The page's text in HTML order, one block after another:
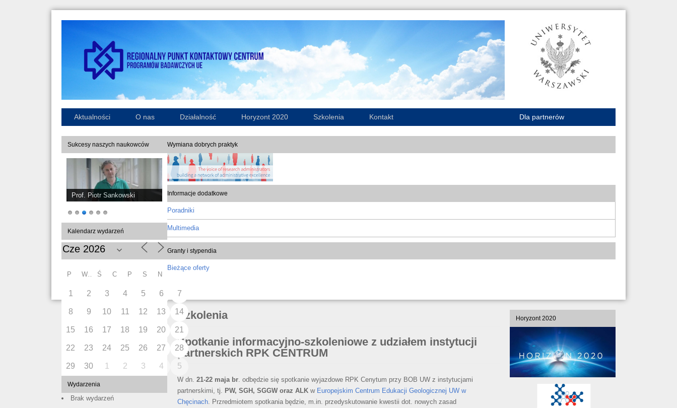
Aktualności O nas Działalność Horyzont 2020 Szkolenia Kontakt Dla partnerów
Sukcesy naszych naukowców
Prof. Piotr Sankowski
Kalendarz wydarzeń
P Ś C P S N
1 2 3 4 5 6 7
8 9 10 11 12 13 14
15 16 17 18 19 20 21
22 23 24 25 26 27 28
29 30 1 2 3 4 5
Wydarzenia
Brak wydarzeń
Wymiana dobrych praktyk
Informacje dodatkowe
Poradniki
Multimedia
Granty i stypendia
Bieżące oferty
Szkolenia
Spotkanie informacyjno-szkoleniowe z udziałem instytucji
partnerskich RPK CENTRUM
W dn. 21-22 maja br . odbędzie się spotkanie wyjazdowe RPK Cenytum przy BOB UW z instytucjami
partnerskimi, tj. PW, SGH, SGGW oraz ALK w Europejskim Centrum Edukacji Geologicznej UW w
Chęcinach . Przredmiotem spotkania będzie, m.in. przedyskutowanie kwestii dot. nowych zasad
Horyzont 2020